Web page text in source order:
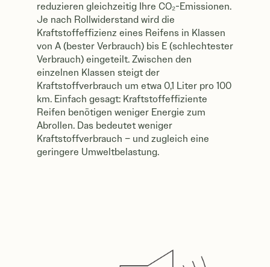
reduzieren gleichzeitig Ihre CO₂-Emissionen.
Je nach Rollwiderstand wird die
Kraftstoffeffizienz eines Reifens in Klassen
von A (bester Verbrauch) bis E (schlechtester
Verbrauch) eingeteilt. Zwischen den
einzelnen Klassen steigt der
Kraftstoffverbrauch um etwa 0,1 Liter pro 100
km. Einfach gesagt: Kraftstoffeffiziente
Reifen benötigen weniger Energie zum
Abrollen. Das bedeutet weniger
Kraftstoffverbrauch – und zugleich eine
geringere Umweltbelastung.